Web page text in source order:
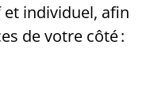
individuel, afin
de votre côté :